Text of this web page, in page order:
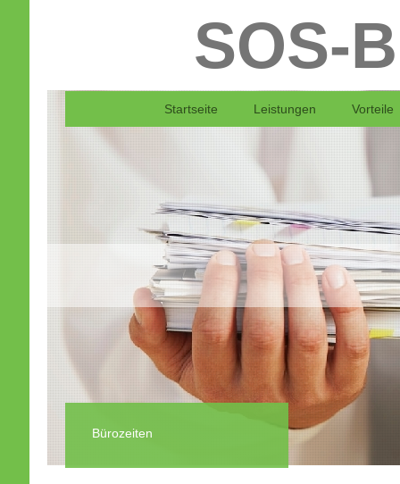
SOS-
Startseite Leistungen Vorteile
Bürozeiten